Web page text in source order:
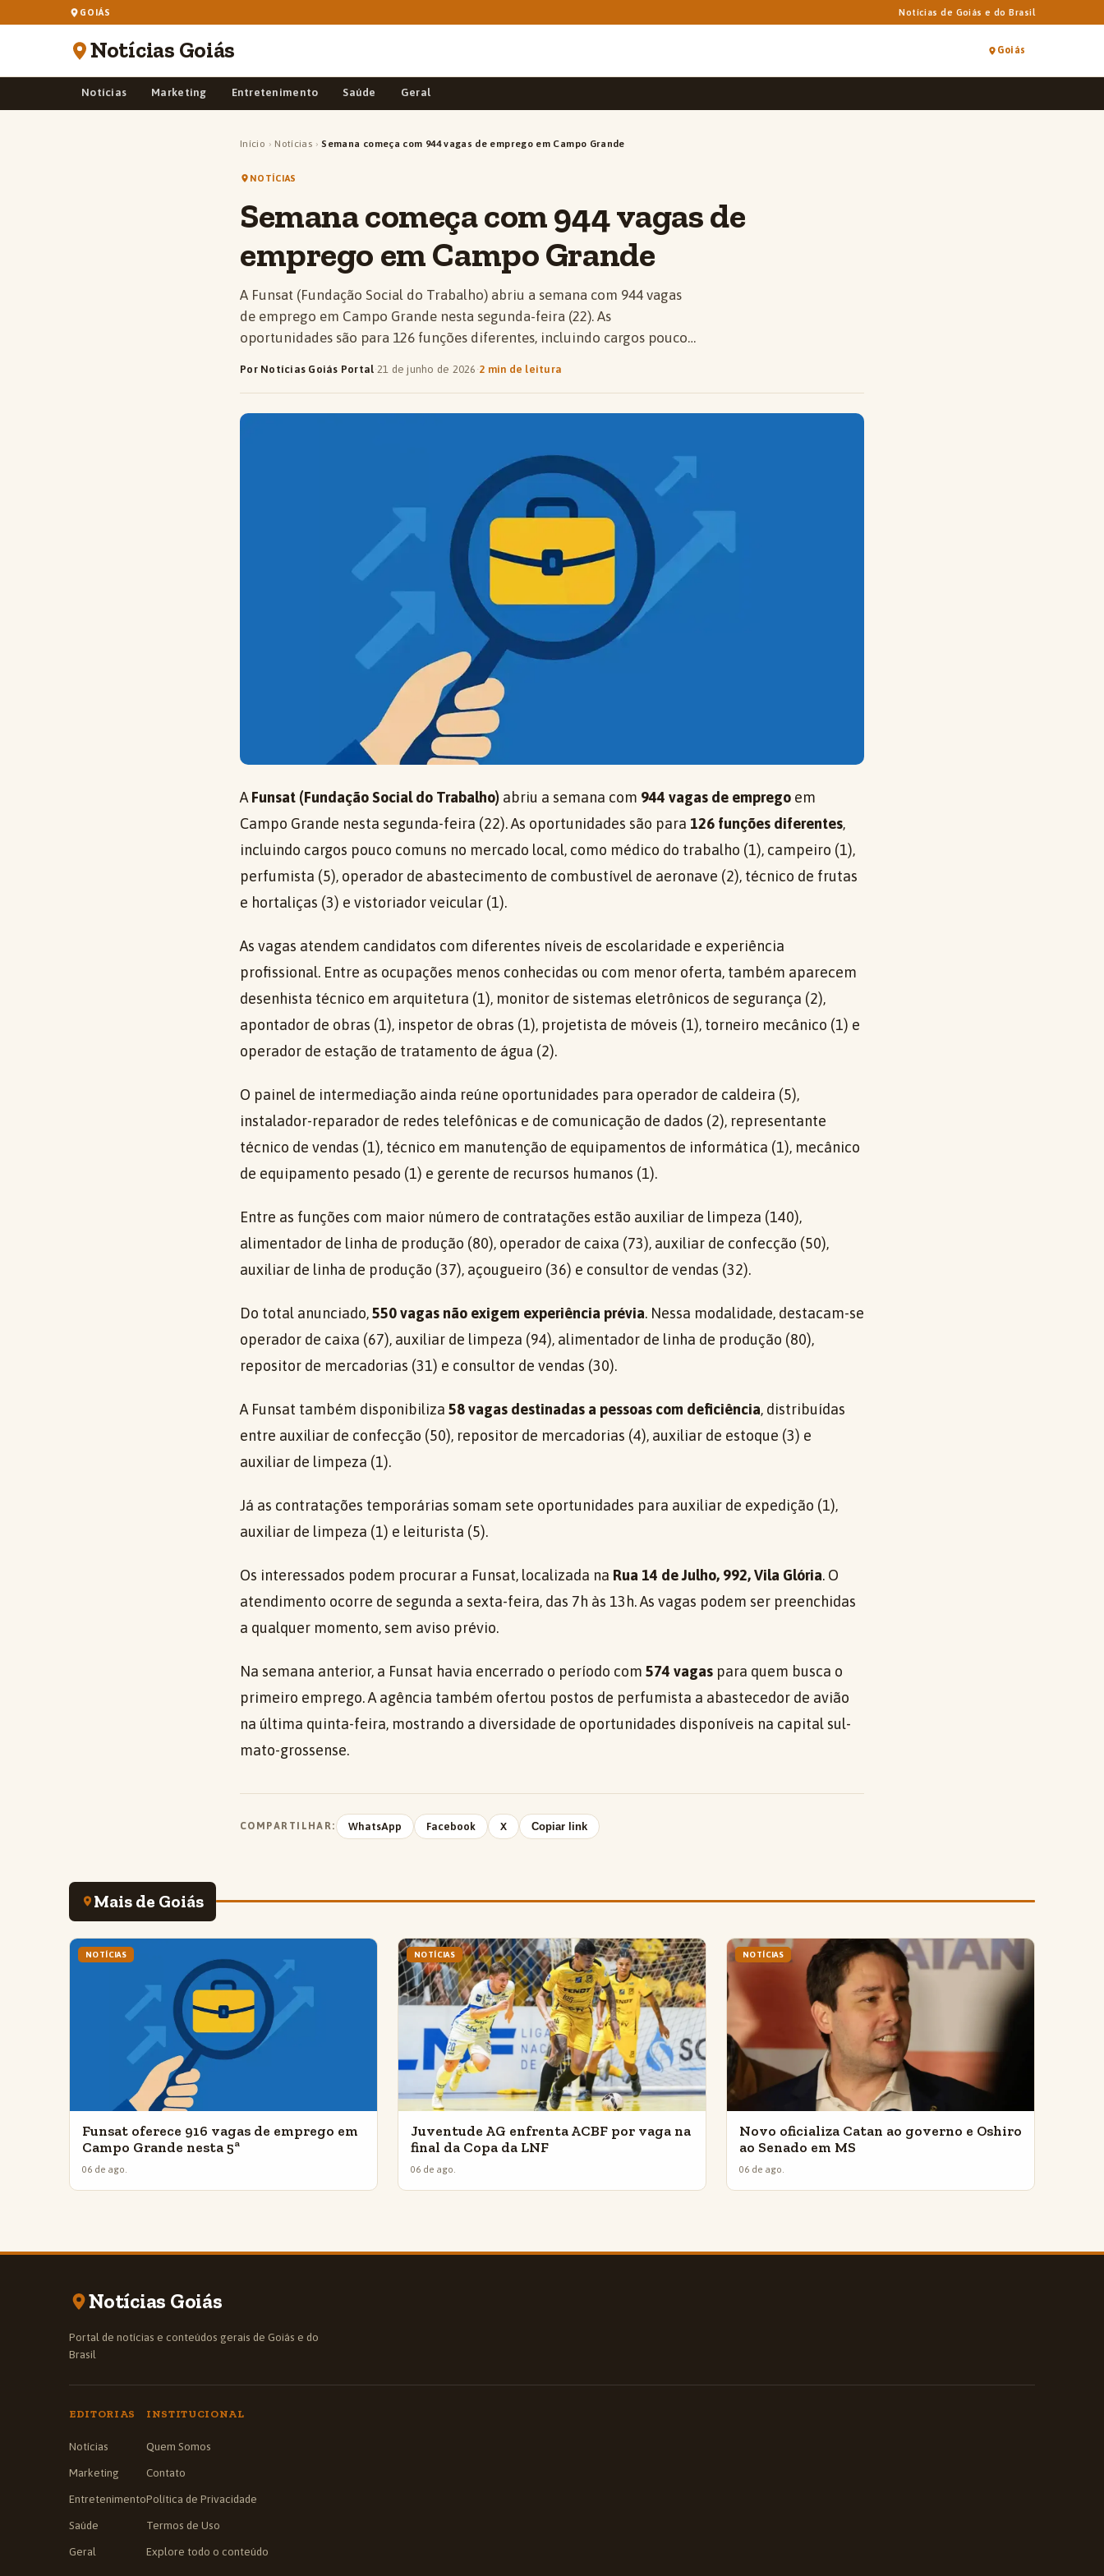
GOIÁS Notícias de Goiás e do Brasil
Notícias Goiás Goiás
Notícias Marketing Entretenimento Saúde Geral
Início › Notícias › Semana começa com 944 vagas de emprego em Campo Grande
NOTÍCIAS
Semana começa com 944 vagas de
emprego em Campo Grande
A Funsat (Fundação Social do Trabalho) abriu a semana com 944 vagas
de emprego em Campo Grande nesta segunda-feira (22). As
oportunidades são para 126 funções diferentes, incluindo cargos pouco…
Por Notícias Goiás Portal·21 de junho de 2026 ·2 min de leitura
A Funsat (Fundação Social do Trabalho) abriu a semana com 944 vagas de emprego em
Campo Grande nesta segunda-feira (22). As oportunidades são para 126 funções diferentes,
incluindo cargos pouco comuns no mercado local, como médico do trabalho (1), campeiro (1),
perfumista (5), operador de abastecimento de combustível de aeronave (2), técnico de frutas
e hortaliças (3) e vistoriador veicular (1).
As vagas atendem candidatos com diferentes níveis de escolaridade e experiência
profissional. Entre as ocupações menos conhecidas ou com menor oferta, também aparecem
desenhista técnico em arquitetura (1), monitor de sistemas eletrônicos de segurança (2),
apontador de obras (1), inspetor de obras (1), projetista de móveis (1), torneiro mecânico (1) e
operador de estação de tratamento de água (2).
O painel de intermediação ainda reúne oportunidades para operador de caldeira (5),
instalador-reparador de redes telefônicas e de comunicação de dados (2), representante
técnico de vendas (1), técnico em manutenção de equipamentos de informática (1), mecânico
de equipamento pesado (1) e gerente de recursos humanos (1).
Entre as funções com maior número de contratações estão auxiliar de limpeza (140),
alimentador de linha de produção (80), operador de caixa (73), auxiliar de confecção (50),
auxiliar de linha de produção (37), açougueiro (36) e consultor de vendas (32).
Do total anunciado,550 vagas não exigem experiência prévia. Nessa modalidade, destacam-se
operador de caixa (67), auxiliar de limpeza (94), alimentador de linha de produção (80),
repositor de mercadorias (31) e consultor de vendas (30).
A Funsat também disponibiliza 58 vagas destinadas a pessoas com deficiência, distribuídas
entre auxiliar de confecção (50), repositor de mercadorias (4), auxiliar de estoque (3) e
auxiliar de limpeza (1).
Já as contratações temporárias somam sete oportunidades para auxiliar de expedição (1),
auxiliar de limpeza (1) e leiturista (5).
Os interessados podem procurar a Funsat, localizada na Rua 14 de Julho, 992, Vila Glória. O
atendimento ocorre de segunda a sexta-feira, das 7h às 13h. As vagas podem ser preenchidas
a qualquer momento, sem aviso prévio.
Na semana anterior, a Funsat havia encerrado o período com 574 vagas para quem busca o
primeiro emprego. A agência também ofertou postos de perfumista a abastecedor de avião
na última quinta-feira, mostrando a diversidade de oportunidades disponíveis na capital sul-
mato-grossense.
COMPARTILHAR: WhatsApp Facebook X Copiar link
Mais de Goiás
NOTÍCIAS
Funsat oferece 916 vagas de emprego em
Campo Grande nesta 5ª
06 de ago.
NOTÍCIAS
Juventude AG enfrenta ACBF por vaga na
final da Copa da LNF
06 de ago.
NOTÍCIAS
Novo oficializa Catan ao governo e Oshiro
ao Senado em MS
06 de ago.
Notícias Goiás
Portal de notícias e conteúdos gerais de Goiás e do
Brasil
EDITORIAS
Notícias
Marketing
Entretenimento
Saúde
Geral
INSTITUCIONAL
Quem Somos
Contato
Política de Privacidade
Termos de Uso
Explore todo o conteúdo